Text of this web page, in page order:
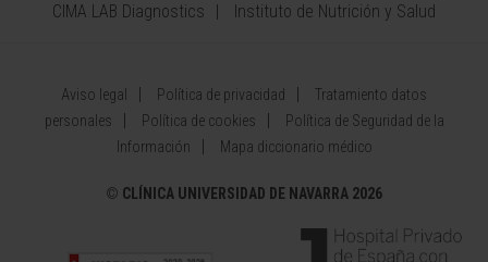
CIMA LAB Diagnostics
Instituto de Nutrición y Salud
Aviso legal Política de privacidad
Tratamiento datos
personales
Política de cookies
Política de Seguridad de la
Información
Mapa diccionario médico
© CLÍNICA UNIVERSIDAD DE NAVARRA 2026